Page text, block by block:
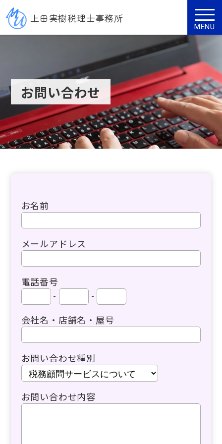
上田実樹税理士事務所
MENU
お問い合わせ
お名前
メールアドレス
電話番号
- -
会社名・店舗名・屋号
お問い合わせ種別
お問い合わせ内容